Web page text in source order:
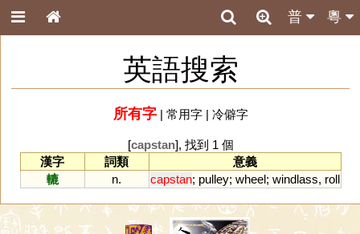
粵
普
英語搜索
所有字| 常用字| 冷僻字
[capstan], 找到 1 個
漢字
詞類
意義
轆
n. capstan; pulley; wheel; windlass, roll